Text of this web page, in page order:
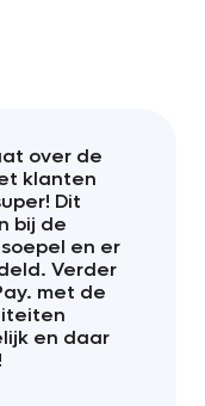
over de
klanten
Dit
bij de
en er
Verder
met de
en daar